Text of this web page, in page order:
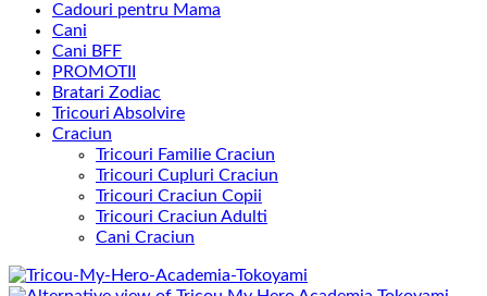
Cadouri pentru Mama
Cani
Cani BFF
PROMOTII
Bratari Zodiac
Tricouri Absolvire
Craciun
Tricouri Familie Craciun
Tricouri Cupluri Craciun
Tricouri Craciun Copii
Tricouri Craciun Adulti
Cani Craciun